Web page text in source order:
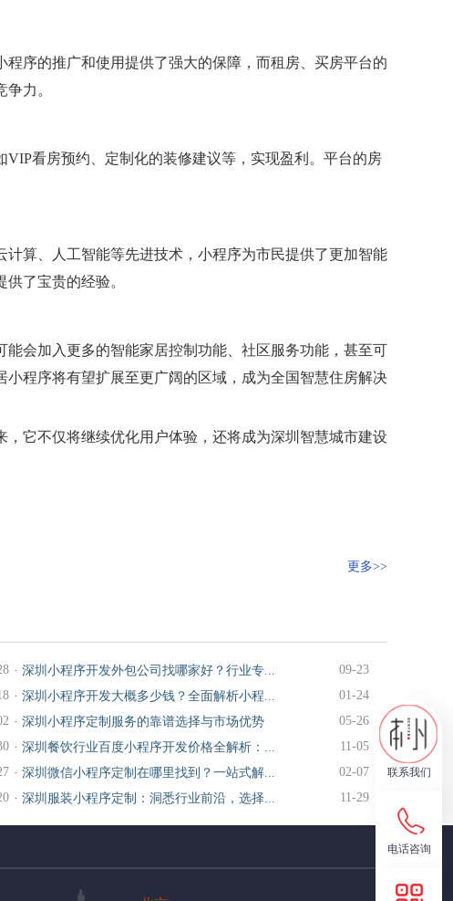
联系我们
电话咨询
序的推广和使用提供了强大的保障，而租房、买房平台的
力。
看房预约、定制化的装修建议等，实现盈利。平台的房
算、人工智能等先进技术，小程序为市民提供了更加智能
了宝贵的经验。
会加入更多的智能家居控制功能、社区服务功能，甚至可
程序将有望扩展至更广阔的区域，成为全国智慧住房解决
它不仅将继续优化用户体验，还将成为深圳智慧城市建设
更多>>
09-23
· 深圳小程序开发外包公司找哪家好？行业专...
01-24
· 深圳小程序开发大概多少钱？全面解析小程...
05-26
· 深圳小程序定制服务的靠谱选择与市场优势
11-05
· 深圳餐饮行业百度小程序开发价格全解析：...
02-07
· 深圳微信小程序定制在哪里找到？一站式解...
11-29
· 深圳服装小程序定制：洞悉行业前沿，选择...